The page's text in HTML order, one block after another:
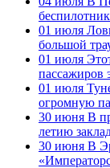
01 июля
большой
01 июля
пассажиров
01 июля
огромную
30 июня В
летию
30 июня В